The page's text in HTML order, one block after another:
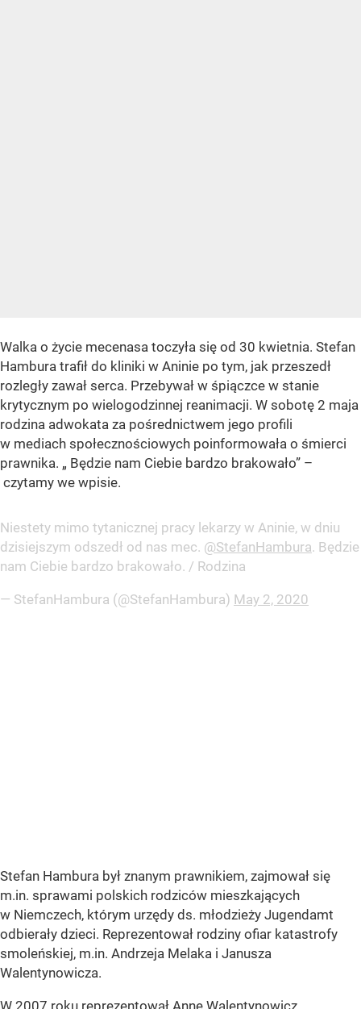
Walka o życie mecenasa toczyła się od 30 kwietnia. Stefan
Hambura trafił do kliniki w Aninie po tym, jak przeszedł
rozległy zawał serca. Przebywał w śpiączce w stanie
krytycznym po wielogodzinnej reanimacji. W sobotę 2 maja
rodzina adwokata za pośrednictwem jego profili
w mediach społecznościowych poinformowała o śmierci
prawnika. „ Będzie nam Ciebie bardzo brakowało” –
czytamy we wpisie.
Niestety mimo tytanicznej pracy lekarzy w Aninie, w dniu
dzisiejszym odszedł od nas mec. @StefanHambura. Będzie
nam Ciebie bardzo brakowało. / Rodzina
— StefanHambura (@StefanHambura) May 2, 2020
Stefan Hambura był znanym prawnikiem, zajmował się
m.in. sprawami polskich rodziców mieszkających
w Niemczech, którym urzędy ds. młodzieży Jugendamt
odbierały dzieci. Reprezentował rodziny ofiar katastrofy
smoleńskiej, m.in. Andrzeja Melaka i Janusza
Walentynowicza.